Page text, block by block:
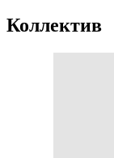
Коллектив